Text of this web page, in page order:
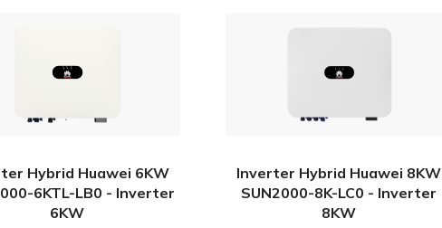
Hybrid Huawei 6KW
6KTL-LB0 - Inverter
6KW
Inverter Hybrid Huawei 8KW
SUN2000-8K-LC0 - Inverter
8KW